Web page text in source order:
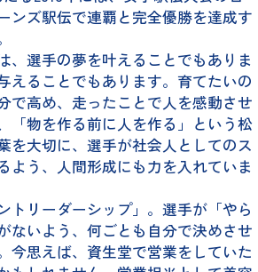
ンズ駅伝で連覇と完全優勝を達成す
、選手の夢を叶えることでもありま
えることでもあります。育てたいの
で高め、走ったことで人を感動させ
「物を作る前に人を作る」という松
を大切に、選手が社会人としてのス
よう、人間形成にも力を入れていま
トリーダーシップ」。選手が「やら
ないよう、何ごとも自分で決めさせ
今思えば、資生堂で営業をしていた